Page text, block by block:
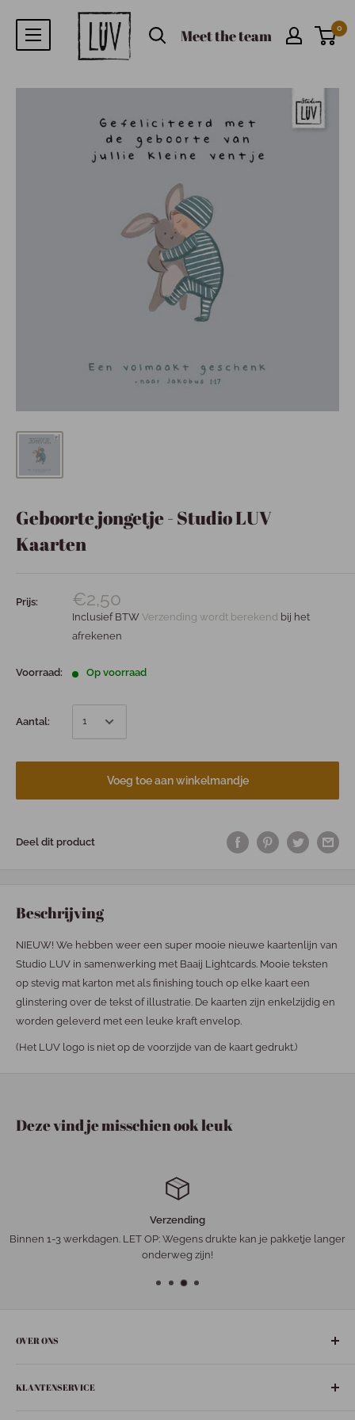
Meet the team 0
Geboorte jongetje - Studio LUV
Kaarten
Prijs: €2,50
Inclusief BTW Verzending wordt berekend bij het
afrekenen
Voorraad: Op voorraad
Aantal:
Voeg toe aan winkelmandje
Deel dit product
Beschrijving
NIEUW! We hebben weer een super mooie nieuwe kaartenlijn van
Studio LUV in samenwerking met Baaij Lightcards. Mooie teksten
op stevig mat karton met als finishing touch op elke kaart een
glinstering over de tekst of illustratie. De kaarten zijn enkelzijdig en
worden geleverd met een leuke kraft envelop.
(Het LUV logo is niet op de voorzijde van de kaart gedrukt.)
Deze vind je misschien ook leuk
Verzending
Binnen 1-3 werkdagen. LET OP: Wegens drukte kan je pakketje langer
onderweg zijn!
OVER ONS
Bunschoten-Spakenburg.
KLANTENSERVICE